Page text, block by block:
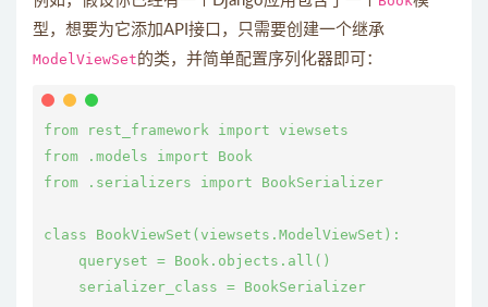
型，想要为它添加API接口，只需要创建一个继承
ModelViewSet 的类，并简单配置序列化器即可：
from rest_framework import viewsets
from .models import Book
from .serializers import BookSerializer
class BookViewSet(viewsets.ModelViewSet):
    queryset = Book.objects.all()